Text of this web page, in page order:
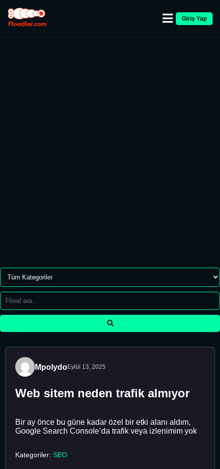
Giriş Yap
MpolydoEylül 13, 2025
Web sitem neden trafik almıyor
Bir ay önce bu güne kadar özel bir etki alanı aldım,
Google Search Console’da trafik veya izlenimim yok
Kategoriler: SEO